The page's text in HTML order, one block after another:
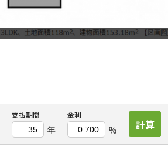
支払期間
年
金利
% 計算